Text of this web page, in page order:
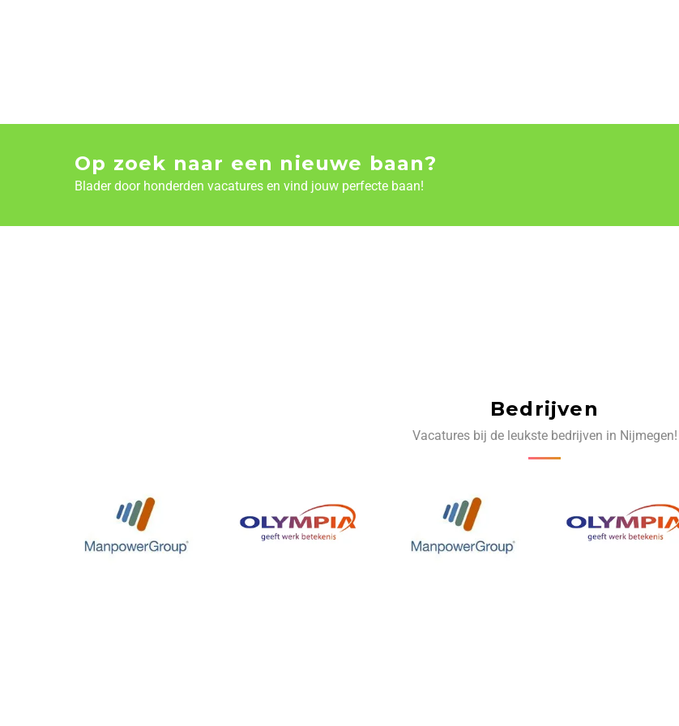
Op zoek naar een nieuwe baan?
Blader door honderden vacatures en vind jouw perfecte baan!
Bedrijven
Vacatures bij de leukste bedrijven in Nijmegen!